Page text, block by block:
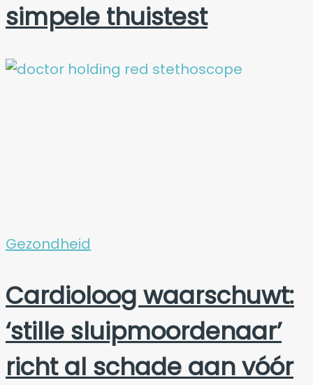
simpele thuistest
Gezondheid
Cardioloog waarschuwt:
‘stille sluipmoordenaar’
richt al schade aan vóór